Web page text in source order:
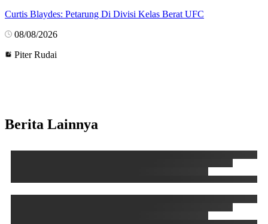
Curtis Blaydes: Petarung Di Divisi Kelas Berat UFC
08/08/2026
Piter Rudai
Berita Lainnya